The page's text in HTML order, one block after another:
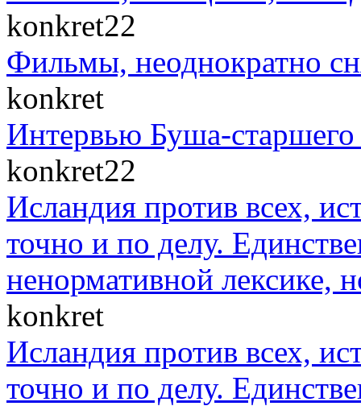
konkret22
Фильмы, неоднократно
konkret
Интервью Буша-старшего
konkret22
Исландия против всех,
точно и по делу.
ненормативной лексике,
konkret
Исландия против всех,
точно и по делу.